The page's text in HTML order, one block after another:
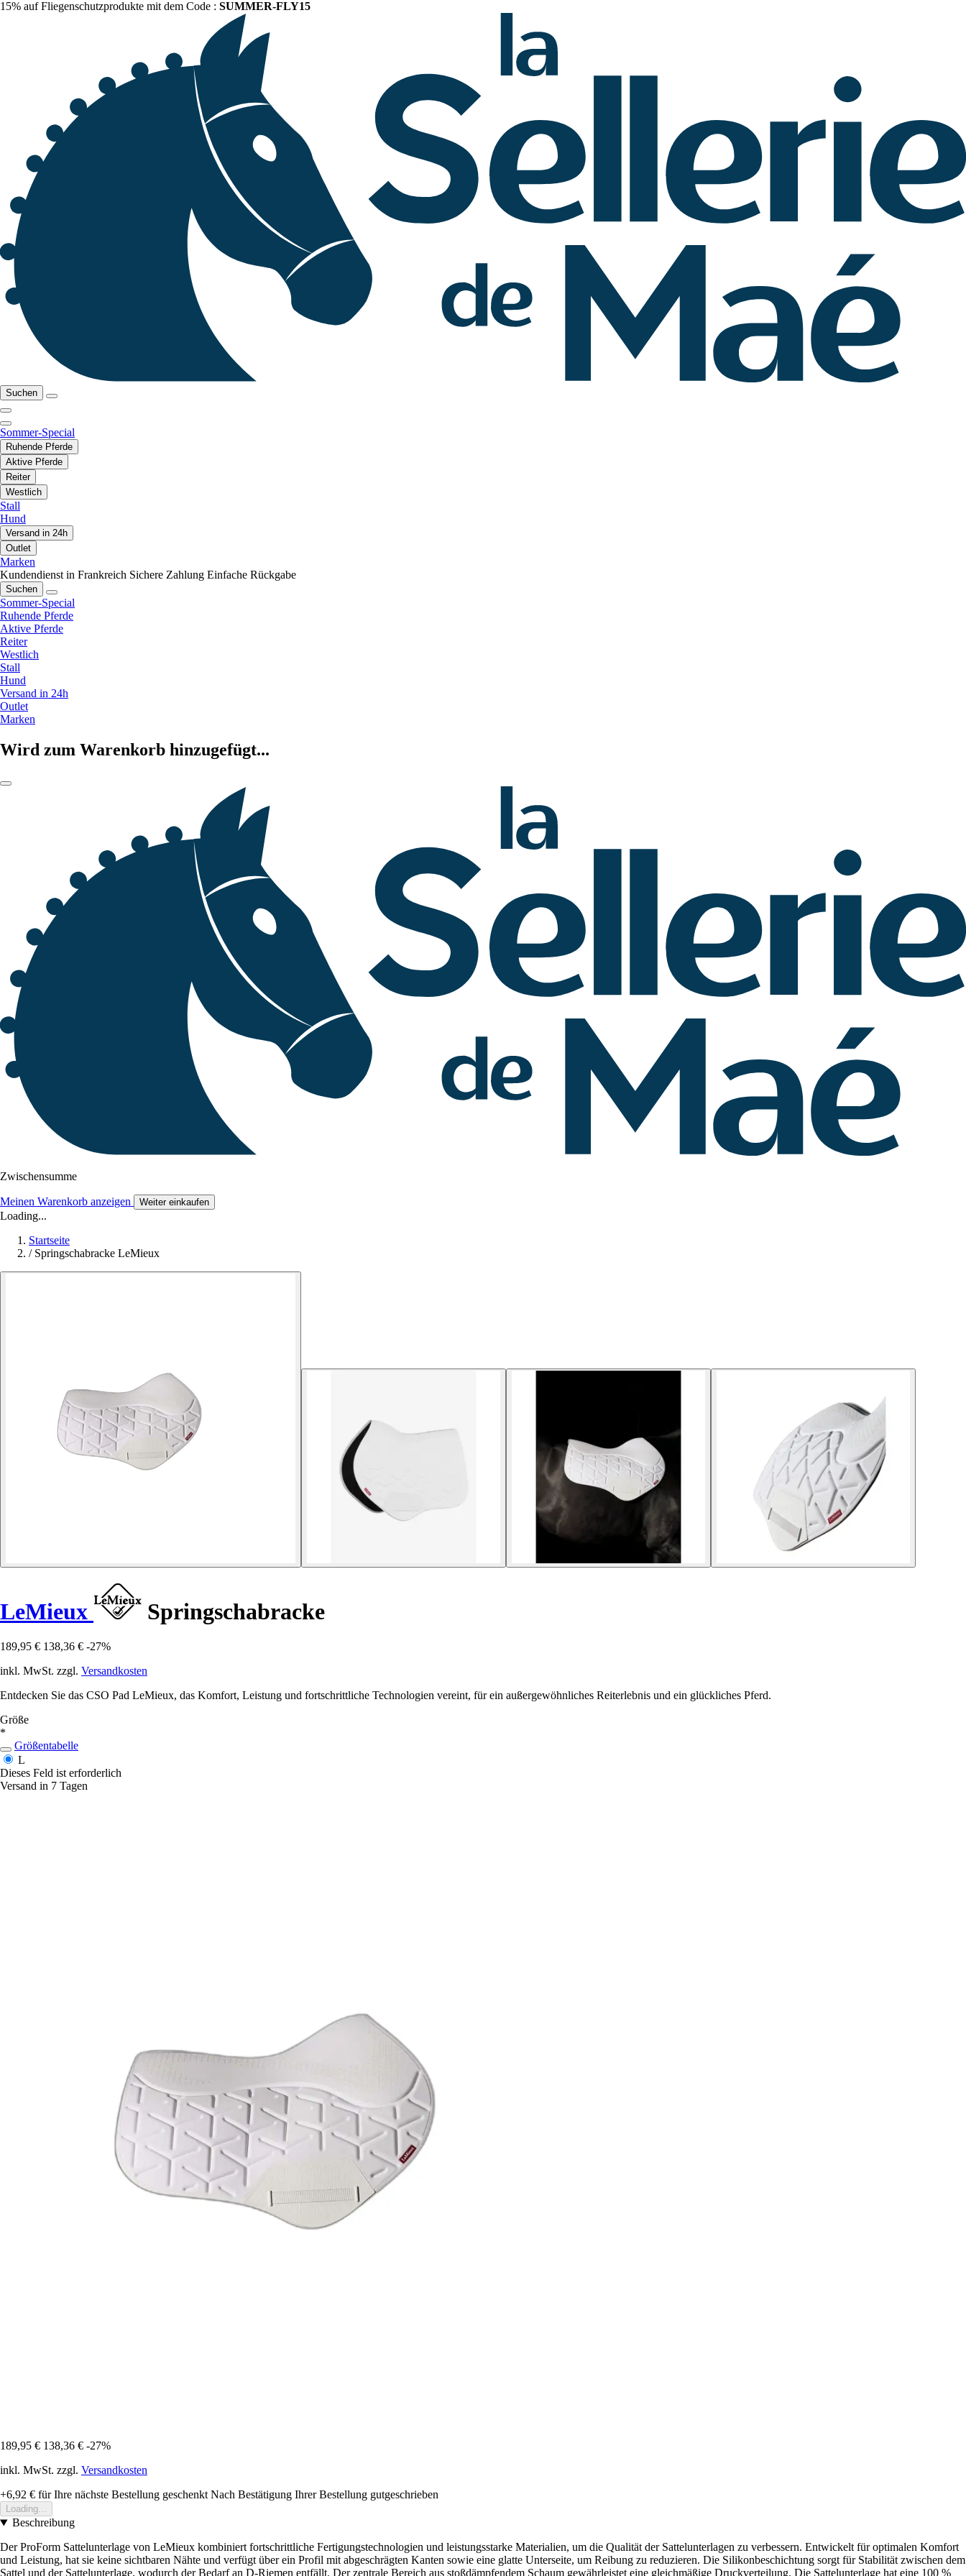
15% auf Fliegenschutzprodukte mit dem Code : SUMMER-FLY15
Suchen
Sommer-Special
Ruhende Pferde
Aktive Pferde
Reiter
Westlich
Stall
Hund
Versand in 24h
Outlet
Marken
Kundendienst in Frankreich Sichere Zahlung Einfache Rückgabe
Suchen
Sommer-Special
Ruhende Pferde
Aktive Pferde
Reiter
Westlich
Stall
Hund
Versand in 24h
Outlet
Marken
Wird zum Warenkorb hinzugefügt...
Zwischensumme
Meinen Warenkorb anzeigen Weiter einkaufen
Loading...
Startseite
/ Springschabracke LeMieux
LeMieux Springschabracke
189,95 € 138,36 € -27%
inkl. MwSt. zzgl. Versandkosten
Entdecken Sie das CSO Pad LeMieux, das Komfort, Leistung und fortschrittliche Technologien vereint, für ein außergewöhnliches Reiterlebnis und ein glückliches Pferd.
Größe
*
Größentabelle
L
Dieses Feld ist erforderlich
Versand in 7 Tagen
189,95 € 138,36 € -27%
inkl. MwSt. zzgl. Versandkosten
+6,92 € für Ihre nächste Bestellung geschenkt Nach Bestätigung Ihrer Bestellung gutgeschrieben
Loading...
Beschreibung
Der ProForm Sattelunterlage von LeMieux kombiniert fortschrittliche Fertigungstechnologien und leistungsstarke Materialien, um die Qualität der Sattelunterlagen zu verbessern. Entwickelt für optimalen Komfort
und Leistung, hat sie keine sichtbaren Nähte und verfügt über ein Profil mit abgeschrägten Kanten sowie eine glatte Unterseite, um Reibung zu reduzieren. Die Silikonbeschichtung sorgt für Stabilität zwischen dem
Sattel und der Sattelunterlage, wodurch der Bedarf an D-Riemen entfällt. Der zentrale Bereich aus stoßdämpfendem Schaum gewährleistet eine gleichmäßige Druckverteilung. Die Sattelunterlage hat eine 100 %